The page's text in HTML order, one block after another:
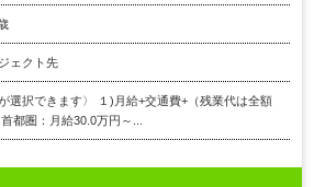
ェクト先
が選択できます〉 １)月給+交通費+（残業代は全額
都圏：月給30.0万円～...